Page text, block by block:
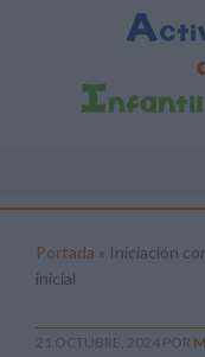
Portada » Iniciación
inicial
21 OCTUBRE, 2024 POR